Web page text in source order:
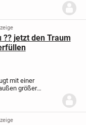
das
echten Hingucker,
jetzt den Traum
mit einer
größer
Wohngefühl.